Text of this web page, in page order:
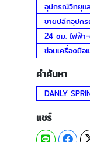
อุปกรณ์วิทยุแล
ขายปลีกอุปก
24 ชม. ไฟฟ้า
ซ่อมเครื่องมือ
คำค้นหา
DANLY
แชร์